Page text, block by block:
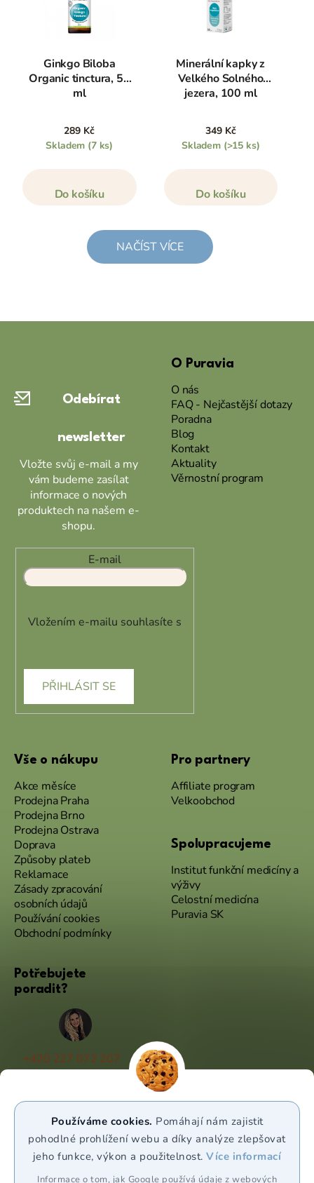
Používáme cookies. Pomáhají nám zajistit
pohodlné prohlížení webu a díky analýze zlepšovat
jeho funkce, výkon a použitelnost.Více informací
Informace o tom, jak Google používá údaje z webových
Ginkgo Biloba
Organic tinctura, 50
ml
289 Kč
Skladem (7 ks)
Do košíku
Minerální kapky z
Velkého Solného
jezera, 100 ml
349 Kč
Skladem (>15 ks)
Do košíku
NAČÍST VÍCE
Odebírat
newsletter
Vložte svůj e-mail a my
vám budeme zasílat
informace o nových
produktech na našem e-
shopu.
E-mail
Vložením e-mailu souhlasíte s
PŘIHLÁSIT SE
O Puravia
O nás
FAQ - Nejčastější dotazy
Poradna
Blog
Kontakt
Aktuality
Věrnostní program
Vše o nákupu
Akce měsíce
Prodejna Praha
Prodejna Brno
Prodejna Ostrava
Doprava
Způsoby plateb
Reklamace
Zásady zpracování
osobních údajů
Používání cookies
Obchodní podmínky
Pro partnery
Affiliate program
Velkoobchod
Spolupracujeme
Institut funkční medicíny a
výživy
Celostní medicína
Puravia SK
Potřebujete
poradit?
+420 227 072 207
(Po - Pá 9:00 - 17:00)
WhatsApp